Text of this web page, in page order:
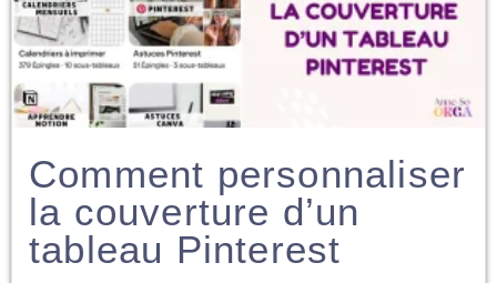
Comment personnaliser
la couverture d’un
tableau Pinterest